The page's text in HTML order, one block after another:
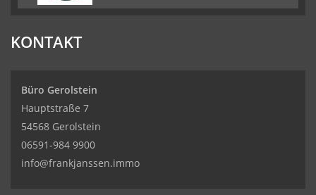
KONTAKT
Büro Gerolstein
Hauptstraße 7
54568 Gerolstein
06591-984 9900
info@frankjanssen.immo